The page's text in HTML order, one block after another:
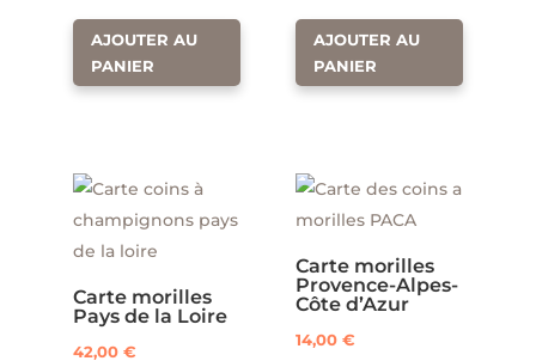
AJOUTER AU
PANIER
AJOUTER AU
PANIER
Carte morilles
Pays de la Loire
42,00 €
Carte morilles
Provence-Alpes-
Côte d’Azur
14,00€